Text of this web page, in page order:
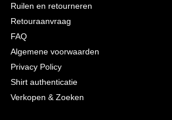
Ruilen en retourneren
Retouraanvraag
FAQ
Algemene voorwaarden
Privacy Policy
Shirt authenticatie
Verkopen & Zoeken